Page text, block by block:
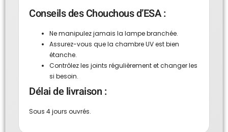
Conseils des Chouchous d’ESA :
Ne manipulez jamais la lampe branchée.
Assurez-vous que la chambre UV est bien
étanche.
Contrôlez les joints régulièrement et changer les
si besoin.
Délai de livraison :
Sous 4 jours ouvrés.